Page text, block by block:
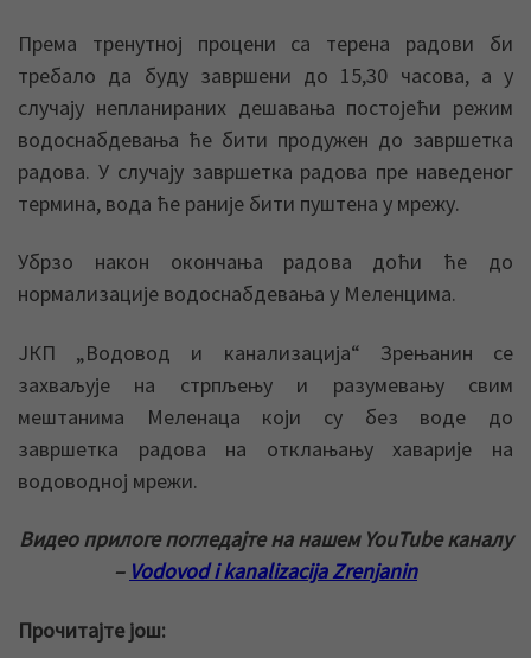
Према тренутној процени са терена радови би
требало да буду завршени до 15,30 часова, а у
случају непланираних дешавања постојећи режим
водоснабдевања ће бити продужен до завршетка
радова. У случају завршетка радова пре наведеног
термина, вода ће раније бити пуштена у мрежу.
Убрзо након окончања радова доћи ће до
нормализације водоснабдевања у Меленцима.
ЈКП „Водовод и канализација“ Зрењанин се
захваљује на стрпљењу и разумевању свим
мештанима Меленаца који су без воде до
завршетка радова на отклањању хаварије на
водоводној мрежи.
Видео прилоге погледајте на нашем YouTube каналу
– Vodovod i kanalizacija Zrenjanin
Прочитајте још: